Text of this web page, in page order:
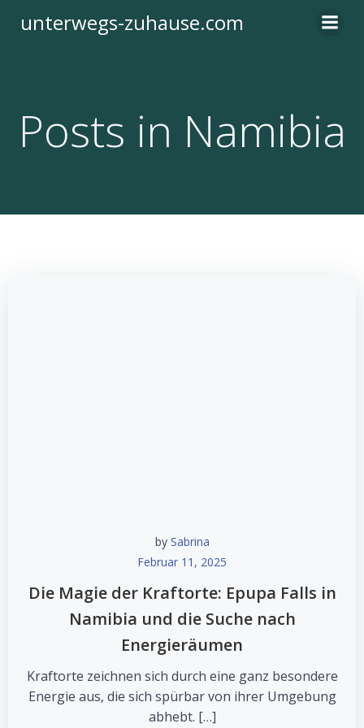
Inhalt
unterwegs-zuhause.com
Posts in Namibia
by Sabrina
Februar 11, 2025
Die Magie der Kraftorte: Epupa Falls in
Namibia und die Suche nach
Energieräumen
Kraftorte zeichnen sich durch eine ganz besondere
Energie aus, die sich spürbar von ihrer Umgebung
abhebt. […]